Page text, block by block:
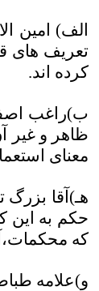
الف) امین
تعریف های
کرده اند.
ب)راغب
ظاهر و غیر
معنای
هـ)آقا
حکم به این
که
و)علامه